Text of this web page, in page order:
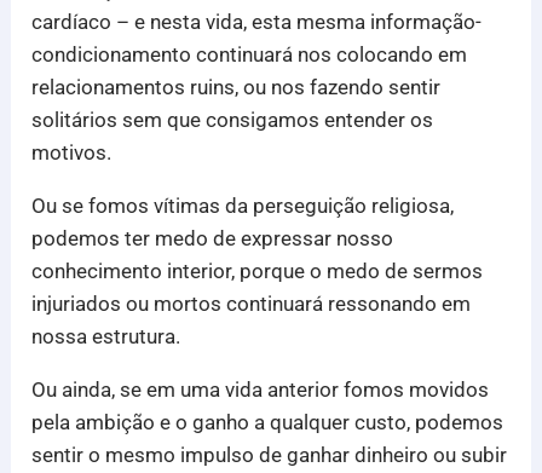
cardíaco – e nesta vida, esta mesma informação-
condicionamento continuará nos colocando em
relacionamentos ruins, ou nos fazendo sentir
solitários sem que consigamos entender os
motivos.
Ou se fomos vítimas da perseguição religiosa,
podemos ter medo de expressar nosso
conhecimento interior, porque o medo de sermos
injuriados ou mortos continuará ressonando em
nossa estrutura.
Ou ainda, se em uma vida anterior fomos movidos
pela ambição e o ganho a qualquer custo, podemos
sentir o mesmo impulso de ganhar dinheiro ou subir